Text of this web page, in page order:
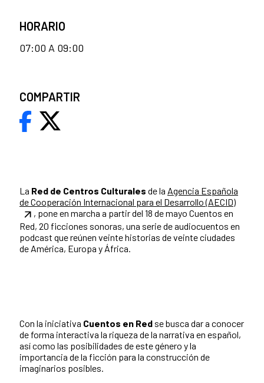
La Red de Centros Culturales de la Agencia Española
de Cooperación Internacional para el Desarrollo (AECID)
, pone en marcha a partir del 18 de mayo Cuentos en
Red, 20 ficciones sonoras, una serie de audiocuentos en
podcast que reúnen veinte historias de veinte ciudades
de América, Europa y África.
Con la iniciativa Cuentos en Red se busca dar a conocer
de forma interactiva la riqueza de la narrativa en español,
así como las posibilidades de este género y la
importancia de la ficción para la construcción de
imaginarios posibles.
HORARIO
07:00 A 09:00
COMPARTIR